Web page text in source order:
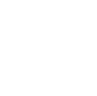
depuis